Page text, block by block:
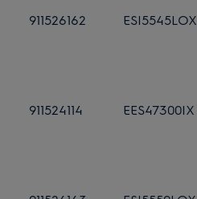
911526162 ESI5545LOX
911524114 EES47300IX